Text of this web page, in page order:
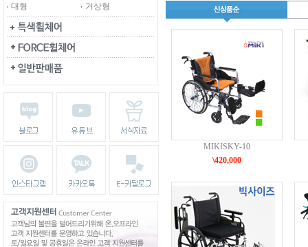
대형
거상형
MIKISKY-10
\420,000